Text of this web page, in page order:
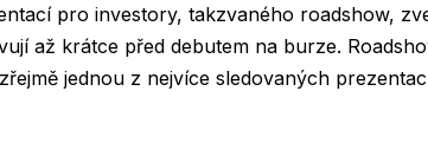
pro investory, takzvaného roadshow,
až krátce před debutem na burze.
jednou z nejvíce sledovaných